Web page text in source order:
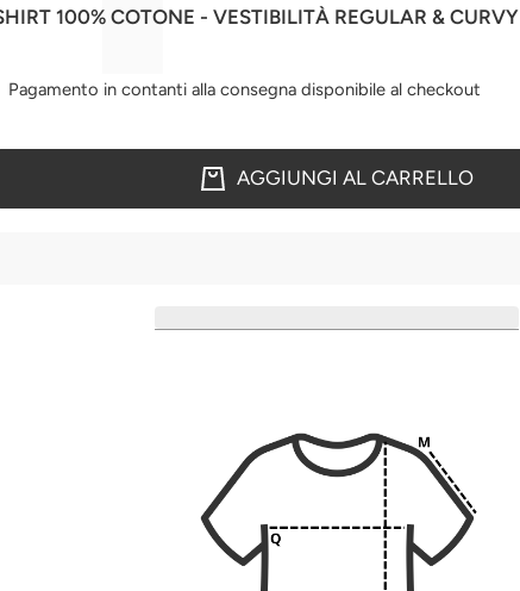
100% COTONE - VESTIBILITÀ REGULAR & CURVY
Pagamento in contanti alla consegna disponibile al checkout
AGGIUNGI AL CARRELLO